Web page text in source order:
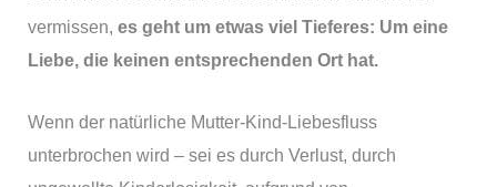
vermissen,es geht um etwas viel Tieferes: Um eine
Liebe, die keinen entsprechenden Ort hat.
Wenn der natürliche Mutter-Kind-Liebesfluss
unterbrochen wird – sei es durch Verlust, durch